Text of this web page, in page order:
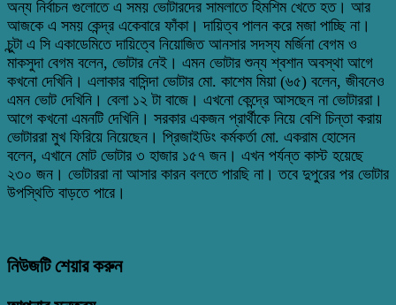
অন্য নির্বাচন গুলোতে এ সময় ভোটারদের সামলাতে হিমশিম খেতে হত। আর
আজকে এ সময় কেন্দ্র একেবারে ফাঁকা। দায়িত্ব পালন করে মজা পাচ্ছি না।
চুন্টা এ সি একাডেমিতে দায়িত্বে নিয়োজিত আনসার সদস্য মর্জিনা বেগম ও
মাকসুদা বেগম বলেন, ভোটার নেই। এমন ভোটার শুন্য শ্বশান অবস্থা আগে
কখনো দেখিনি। এলাকার বাসিন্দা ভোটার মো. কাশেম মিয়া (৬৫) বলেন, জীবনেও
এমন ভোট দেখিনি। বেলা ১২ টা বাজে। এখনো কেন্দ্রে আসছেন না ভোটাররা।
আগে কখনো এমনটি দেখিনি। সরকার একজন প্রার্থীকে নিয়ে বেশি চিন্তা করায়
ভোটাররা মুখ ফিরিয়ে নিয়েছেন। প্রিজাইডিং কর্মকর্তা মো. একরাম হোসেন
বলেন, এখানে মোট ভোটার ৩ হাজার ১৫৭ জন। এখন পর্যন্ত কাস্ট হয়েছে
২৩০ জন। ভোটাররা না আসার কারন বলতে পারছি না। তবে দুপুরের পর ভোটার
উপস্থিতি বাড়তে পারে।
নিউজটি শেয়ার করুন